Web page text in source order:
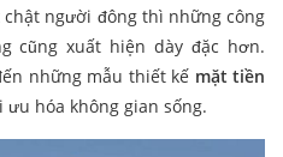
người đông thì những công
cũng xuất hiện dày đặc hơn.
những mẫu thiết kế mặt tiền
ưu hóa không gian sống.